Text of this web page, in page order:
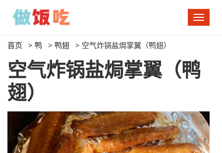
切
换
首页 > 鸭 > 鸭翅 > 空气炸锅盐焗掌翼（鸭翅）
空气炸锅盐焗掌翼（鸭
翅）